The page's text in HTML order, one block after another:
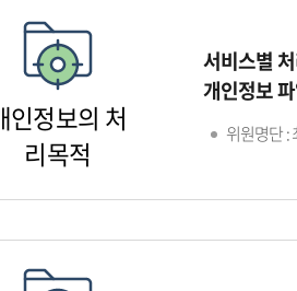
인정보의 처
리목적
서비스별
개인정보
위원명단 :